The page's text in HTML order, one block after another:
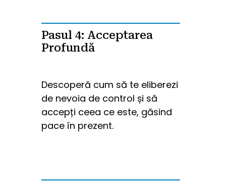
Pasul 4: Acceptarea
Profundă
Descoperă cum să te eliberezi
de nevoia de control și să
accepți ceea ce este, găsind
pace în prezent.